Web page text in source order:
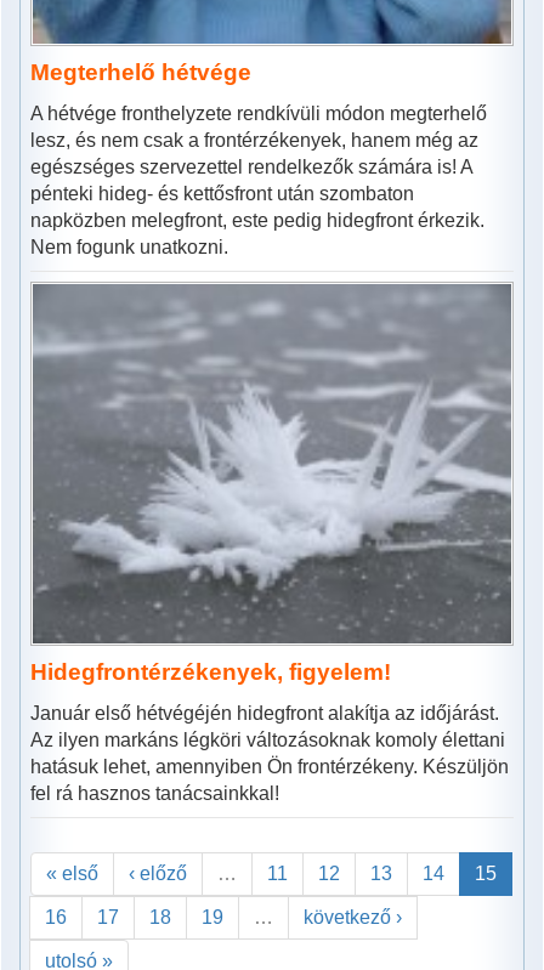
Megterhelő hétvége
A hétvége fronthelyzete rendkívüli módon megterhelő
lesz, és nem csak a frontérzékenyek, hanem még az
egészséges szervezettel rendelkezők számára is! A
pénteki hideg- és kettősfront után szombaton
napközben melegfront, este pedig hidegfront érkezik.
Nem fogunk unatkozni.
Hidegfrontérzékenyek, figyelem!
Január első hétvégéjén hidegfront alakítja az időjárást.
Az ilyen markáns légköri változásoknak komoly élettani
hatásuk lehet, amennyiben Ön frontérzékeny. Készüljön
fel rá hasznos tanácsainkkal!
« első ‹ előző … 11 12 13 14 15
16 17 18 19 … következő ›
utolsó »